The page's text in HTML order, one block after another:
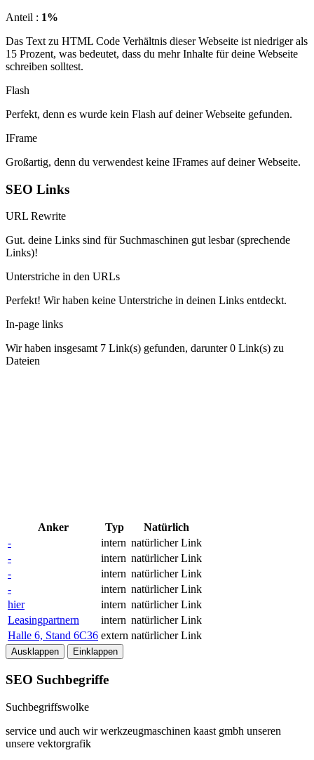
Anteil : 1%
Das Text zu HTML Code Verhältnis dieser Webseite ist niedriger als
15 Prozent, was bedeutet, dass du mehr Inhalte für deine Webseite
schreiben solltest.
Flash
Perfekt, denn es wurde kein Flash auf deiner Webseite gefunden.
IFrame
Großartig, denn du verwendest keine IFrames auf deiner Webseite.
SEO Links
URL Rewrite
Gut. deine Links sind für Suchmaschinen gut lesbar (sprechende
Links)!
Unterstriche in den URLs
Perfekt! Wir haben keine Unterstriche in deinen Links entdeckt.
In-page links
Wir haben insgesamt 7 Link(s) gefunden, darunter 0 Link(s) zu
Dateien
Anker Typ
Natürlich
-
intern natürlicher Link
-
intern natürlicher Link
-
intern natürlicher Link
-
intern natürlicher Link
hier
intern natürlicher Link
Leasingpartnern
intern natürlicher Link
Halle 6, Stand 6C36 extern natürlicher Link
Ausklappen Einklappen
SEO Suchbegriffe
Suchbegriffswolke
service und auch wir werkzeugmaschinen kaast gmbh unseren
unsere vektorgrafik